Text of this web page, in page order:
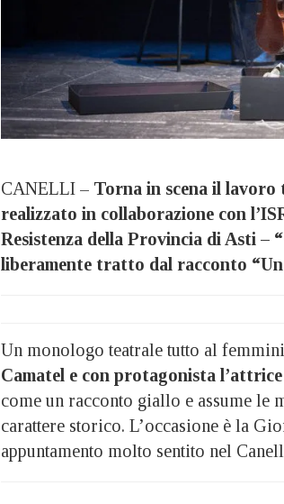
CANELLI – Torna in scena il lavoro
realizzato in collaborazione con
Resistenza della Provincia di Asti –
liberamente tratto dal racconto
Un monologo teatrale tutto al
Camatel e con protagonista
come un racconto giallo e assume le
carattere storico. L’occasione è la
appuntamento molto sentito nel